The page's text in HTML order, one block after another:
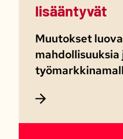
lisääntyvät
Muutokset
mahdollisuuksia